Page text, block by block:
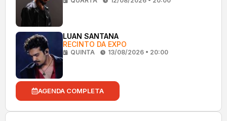
LUAN SANTANA
RECINTO DA EXPO
QUINTA 13/08/2026 • 20:00
AGENDA COMPLETA